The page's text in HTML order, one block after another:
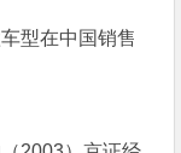
型在中国销售